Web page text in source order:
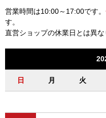
営業時間は10:00～17:00です。
す。
直営ショップの休業日とは異な
日 月 火